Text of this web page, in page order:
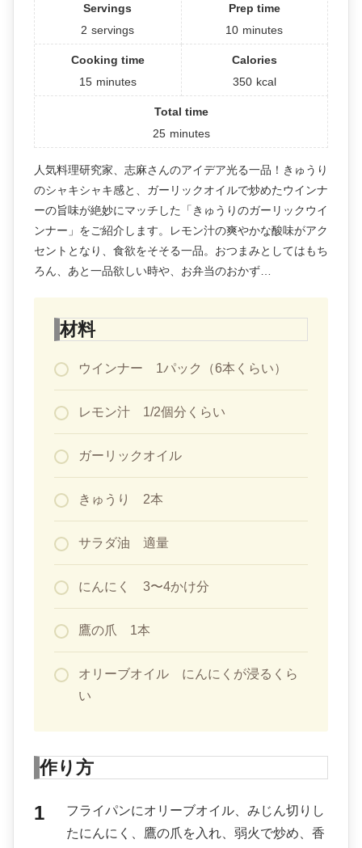
Servings
2 servings
Prep time
10 minutes
Cooking time
15 minutes
Calories
350 kcal
Total time
25 minutes
人気料理研究家、志麻さんのアイデア光る一品！きゅうり
のシャキシャキ感と、ガーリックオイルで炒めたウインナ
ーの旨味が絶妙にマッチした「きゅうりのガーリックウイ
ンナー」をご紹介します。レモン汁の爽やかな酸味がアク
セントとなり、食欲をそそる一品。おつまみとしてはもち
ろん、あと一品欲しい時や、お弁当のおかず…
材料
ウインナー 1パック（6本くらい）
レモン汁 1/2個分くらい
ガーリックオイル
きゅうり 2本
サラダ油 適量
にんにく 3〜4かけ分
鷹の爪 1本
オリーブオイル にんにくが浸るくら
い
作り方
フライパンにオリーブオイル、みじん切りし
たにんにく、鷹の爪を入れ、弱火で炒め、香